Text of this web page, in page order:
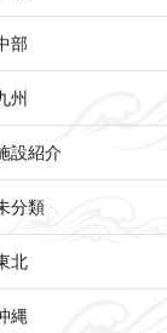
部
州
設紹介
分類
北
縄